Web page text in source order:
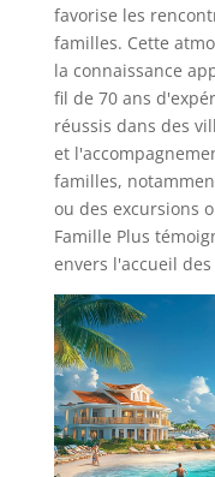
favorise les
familles. Cette
la connaissance
fil de 70 ans
réussis dans des
et
familles,
ou des excursions
Famille Plus
envers l'accueil